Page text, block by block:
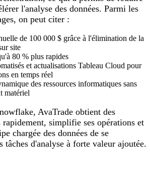
l'analyse des données. Parmi les
on peut citer :
de 100 000 $ grâce à l'élimination de la
site
80 % plus rapides
et actualisations Tableau Cloud pour
en temps réel
des ressources informatiques sans
matériel
AvaTrade obtient des
simplifie ses opérations et
chargée des données de se
tâches d'analyse à forte valeur ajoutée.